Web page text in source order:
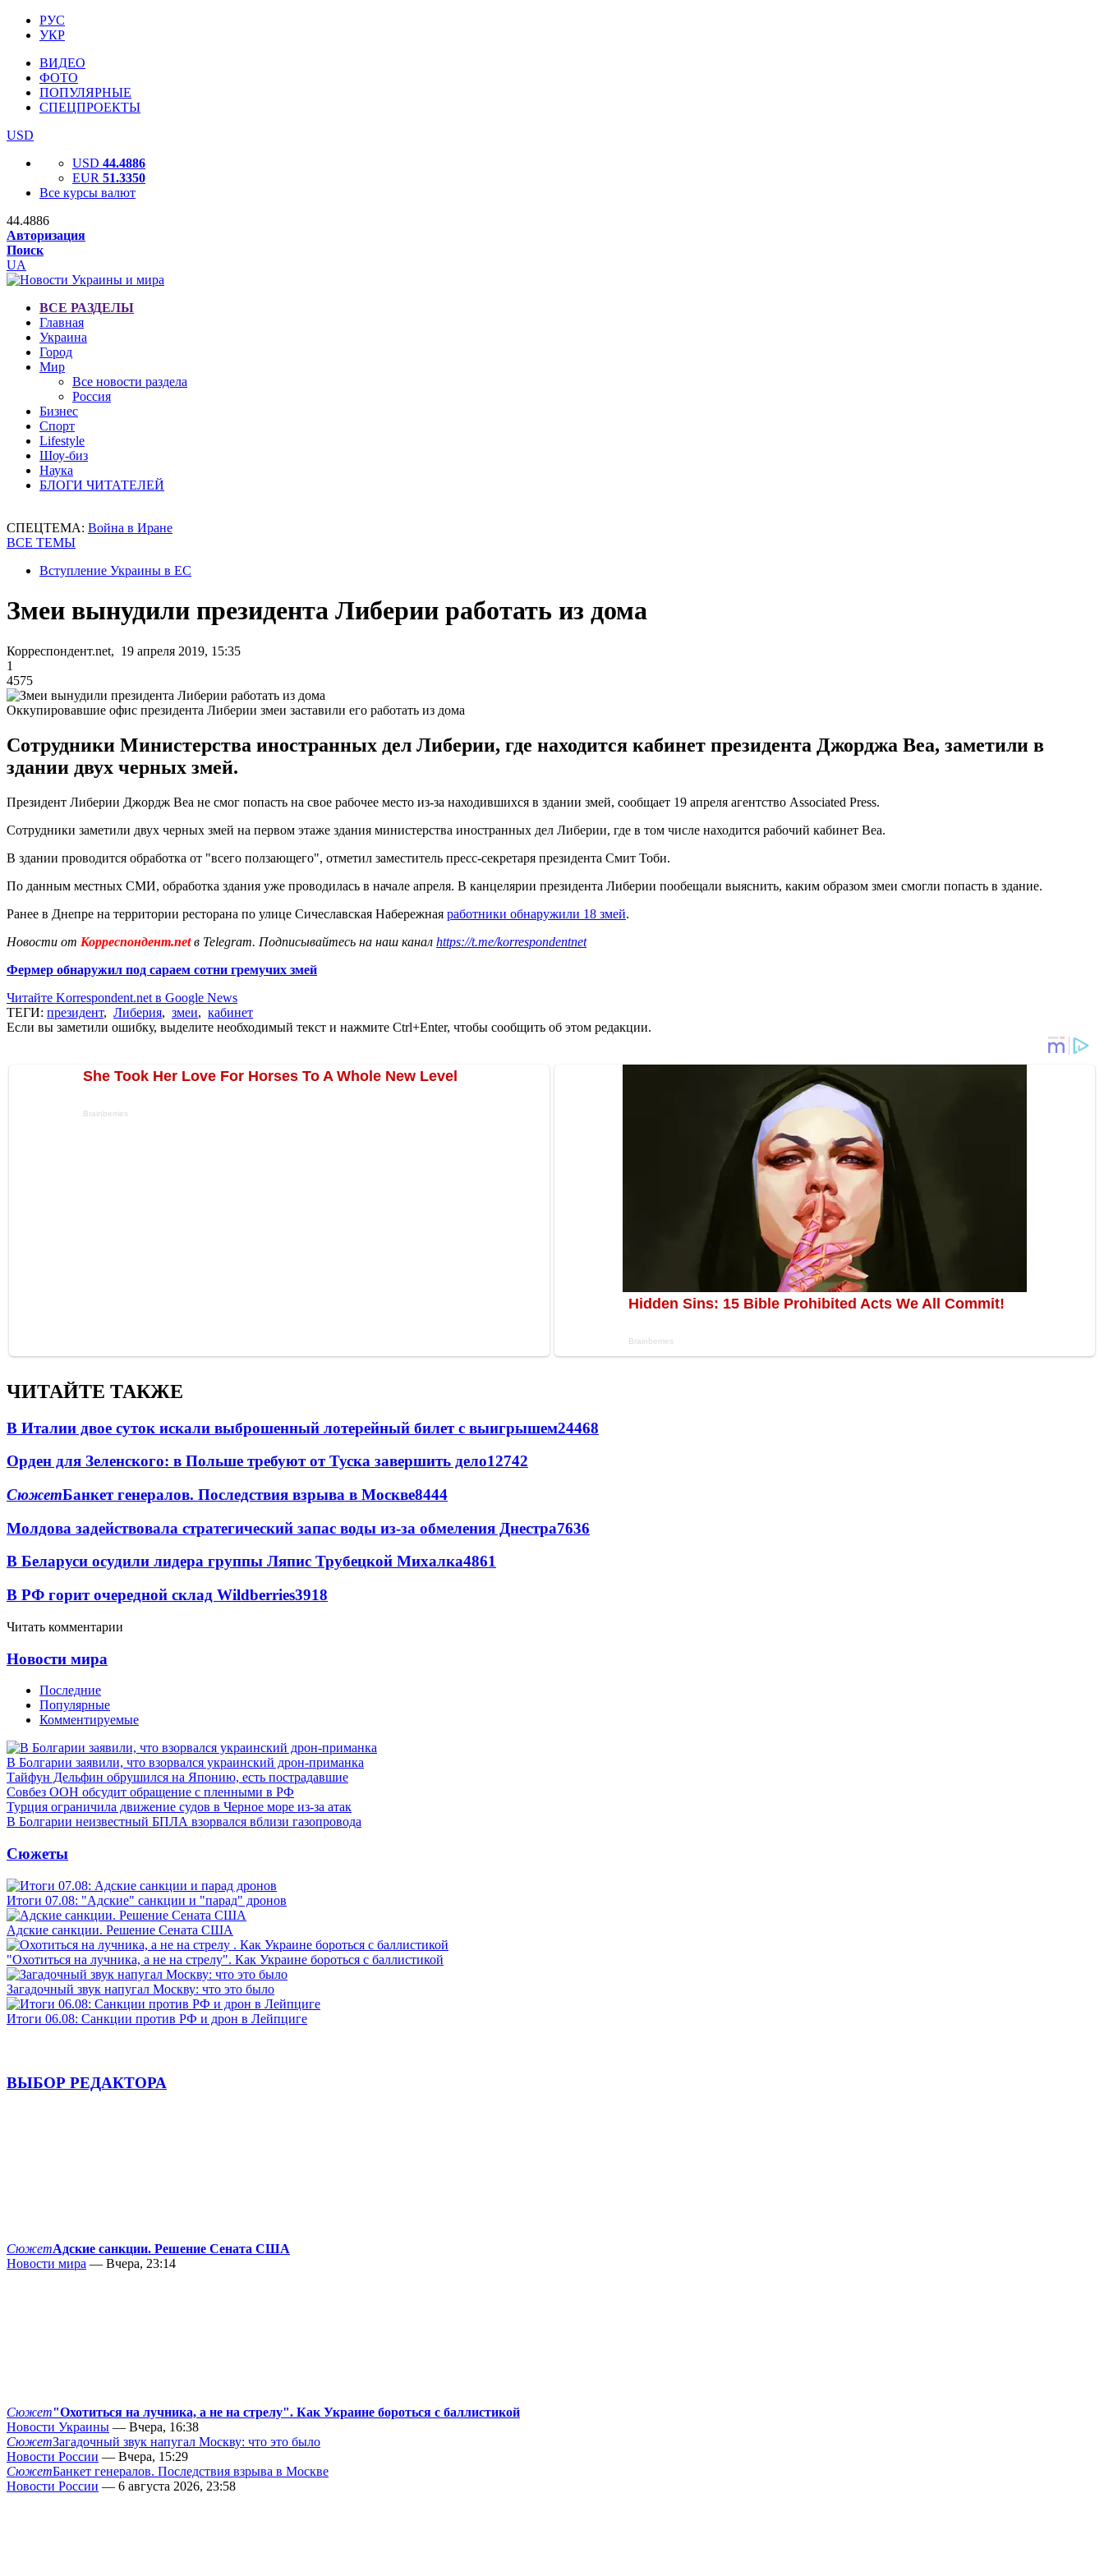
РУС
УКР
ВИДЕО
ФОТО
ПОПУЛЯРНЫЕ
СПЕЦПРОЕКТЫ
USD
USD 44.4886
EUR 51.3350
Все курсы валют
44.4886
Авторизация
Поиск
UA
ВСЕ РАЗДЕЛЫ
Главная
Украина
Город
Мир
Все новости раздела
Россия
Бизнес
Спорт
Lifestyle
Шоу-биз
Наука
БЛОГИ ЧИТАТЕЛЕЙ
СПЕЦТЕМА: Война в Иране
ВСЕ ТЕМЫ
Вступление Украины в ЕС
Змеи вынудили президента Либерии работать из дома
Корреспондент.net, 19 апреля 2019, 15:35
1
4575
Оккупировавшие офис президента Либерии змеи заставили его работать из дома
Сотрудники Министерства иностранных дел Либерии, где находится кабинет президента Джорджа Веа, заметили в
здании двух черных змей.
Президент Либерии Джордж Веа не смог попасть на свое рабочее место из-за находившихся в здании змей, сообщает 19 апреля агентство Associated Press.
Сотрудники заметили двух черных змей на первом этаже здания министерства иностранных дел Либерии, где в том числе находится рабочий кабинет Веа.
В здании проводится обработка от "всего ползающего", отметил заместитель пресс-секретаря президента Смит Тоби.
По данным местных СМИ, обработка здания уже проводилась в начале апреля. В канцелярии президента Либерии пообещали выяснить, каким образом змеи смогли попасть в здание.
Ранее в Днепре на территории ресторана по улице Сичеславская Набережная работники обнаружили 18 змей.
Новости от Корреспондент.netв Telegram. Подписывайтесь на наш канал https://t.me/korrespondentnet
Фермер обнаружил под сараем сотни гремучих змей
Читайте Korrespondent.net в Google News
ТЕГИ: президент, Либерия, змеи, кабинет
Если вы заметили ошибку, выделите необходимый текст и нажмите Ctrl+Enter, чтобы сообщить об этом редакции.
ЧИТАЙТЕ ТАКЖЕ
В Италии двое суток искали выброшенный лотерейный билет с выигрышем24468
Орден для Зеленского: в Польше требуют от Туска завершить дело12742
СюжетБанкет генералов. Последствия взрыва в Москве8444
Молдова задействовала стратегический запас воды из-за обмеления Днестра7636
В Беларуси осудили лидера группы Ляпис Трубецкой Михалка4861
В РФ горит очередной склад Wildberries3918
Читать комментарии
Новости мира
Последние
Популярные
Комментируемые
В Болгарии заявили, что взорвался украинский дрон-приманка
Тайфун Дельфин обрушился на Японию, есть пострадавшие
Совбез ООН обсудит обращение с пленными в РФ
Турция ограничила движение судов в Черное море из-за атак
В Болгарии неизвестный БПЛА взорвался вблизи газопровода
Сюжеты
Итоги 07.08: "Адские" санкции и "парад" дронов
Адские санкции. Решение Сената США
"Охотиться на лучника, а не на стрелу". Как Украине бороться с баллистикой
Загадочный звук напугал Москву: что это было
Итоги 06.08: Санкции против РФ и дрон в Лейпциге
ВЫБОР РЕДАКТОРА
СюжетАдские санкции. Решение Сената США
Новости мира — Вчера, 23:14
Сюжет"Охотиться на лучника, а не на стрелу". Как Украине бороться с баллистикой
Новости Украины — Вчера, 16:38
СюжетЗагадочный звук напугал Москву: что это было
Новости России — Вчера, 15:29
СюжетБанкет генералов. Последствия взрыва в Москве
Новости России — 6 августа 2026, 23:58